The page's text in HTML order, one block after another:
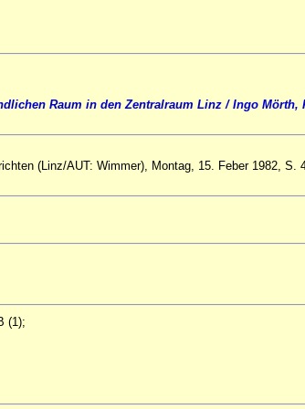
Raum in den Zentralraum Linz / Ingo Mörth,
(Linz/AUT: Wimmer), Montag, 15. Feber 1982, S.
(1);